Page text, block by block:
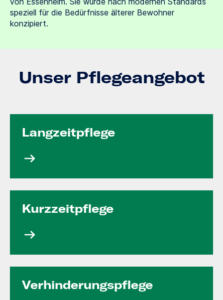
speziell für die Bedürfnisse älterer Bewohner
konzipiert.
Unser Pflegeangebot
Langzeit­pflege
Kurzzeit­pflege
Verhinde­rungs­pflege